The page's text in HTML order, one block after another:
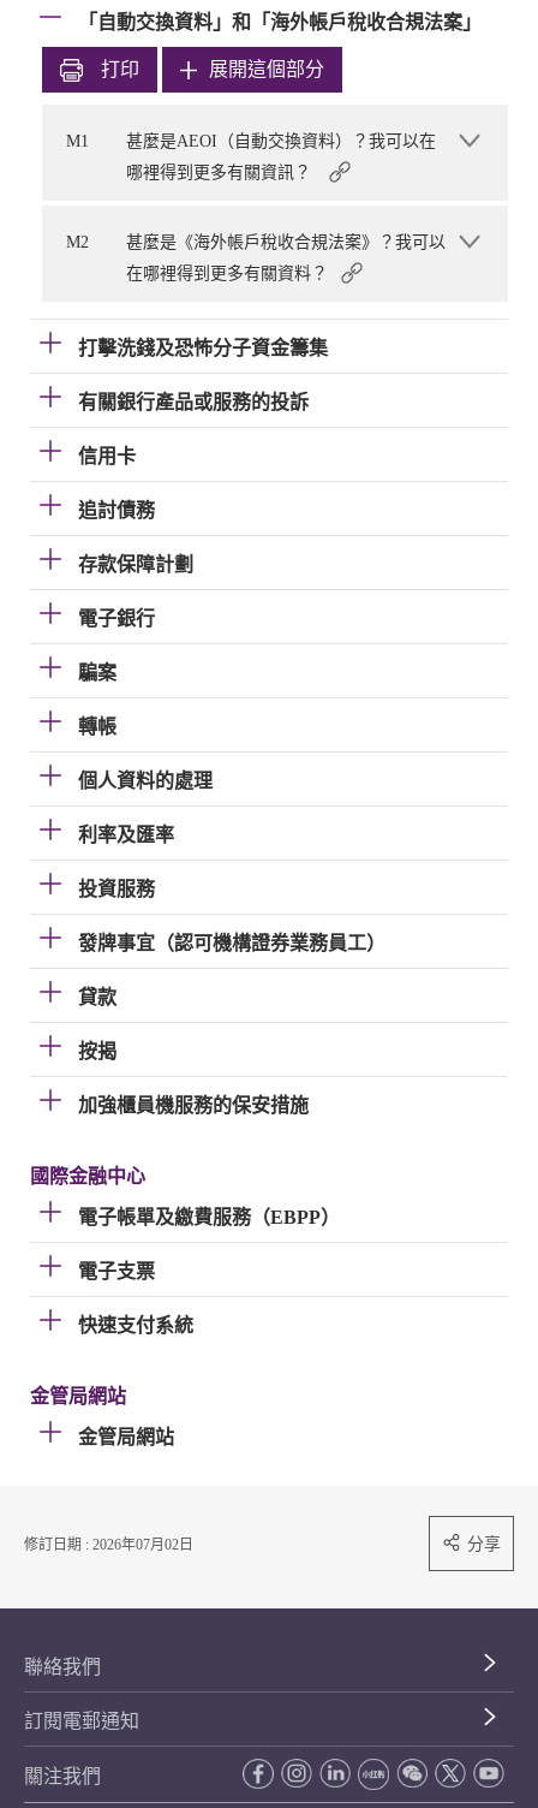
「自動交換資料」和「海外帳戶稅收合規法案」
打印 展開這個部分
M1
甚麼是AEOI（自動交換資料）？我可以在
哪裡得到更多有關資訊？
M2
甚麼是《海外帳戶稅收合規法案》？我可以
在哪裡得到更多有關資料？
打擊洗錢及恐怖分子資金籌集
有關銀行產品或服務的投訴
信用卡
追討債務
存款保障計劃
電子銀行
騙案
轉帳
個人資料的處理
利率及匯率
投資服務
發牌事宜（認可機構證券業務員工）
貸款
按揭
加強櫃員機服務的保安措施
國際金融中心
電子帳單及繳費服務（EBPP）
電子支票
快速支付系統
金管局網站
金管局網站
修訂日期 : 2026年07月02日 分享
聯絡我們
訂閱電郵通知
關注我們